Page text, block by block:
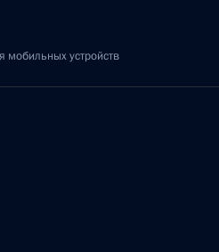
мобильных устройств